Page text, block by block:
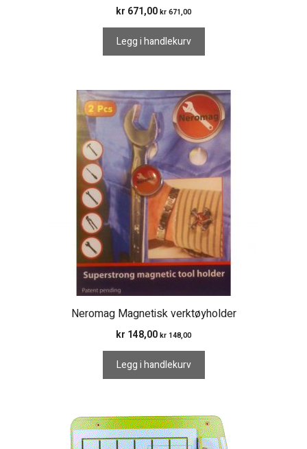
kr 671,00 kr 671,00
Legg i handlekurv
Neromag Magnetisk verktøyholder
kr 148,00 kr 148,00
Legg i handlekurv